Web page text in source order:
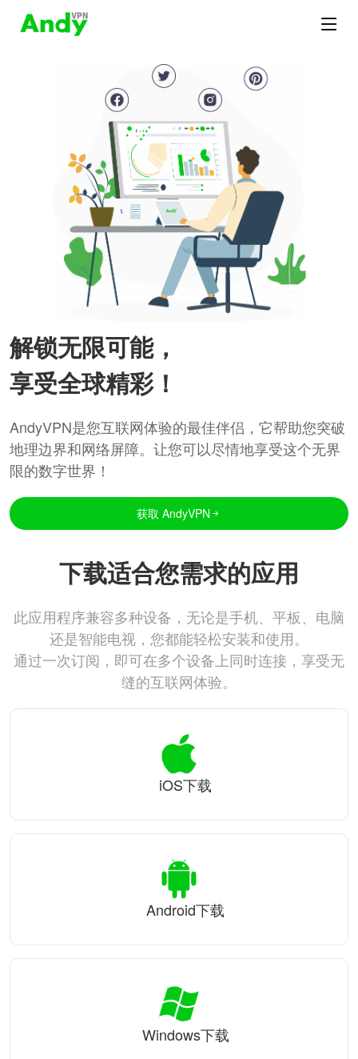
解锁无限可能，
享受全球精彩！
AndyVPN是您互联网体验的最佳伴侣，它帮助您突破
地理边界和网络屏障。让您可以尽情地享受这个无界
限的数字世界！
获取 AndyVPN
下载适合您需求的应用
此应用程序兼容多种设备，无论是手机、平板、电脑
还是智能电视，您都能轻松安装和使用。
通过一次订阅，即可在多个设备上同时连接，享受无
缝的互联网体验。
iOS下载
Android下载
Windows下载